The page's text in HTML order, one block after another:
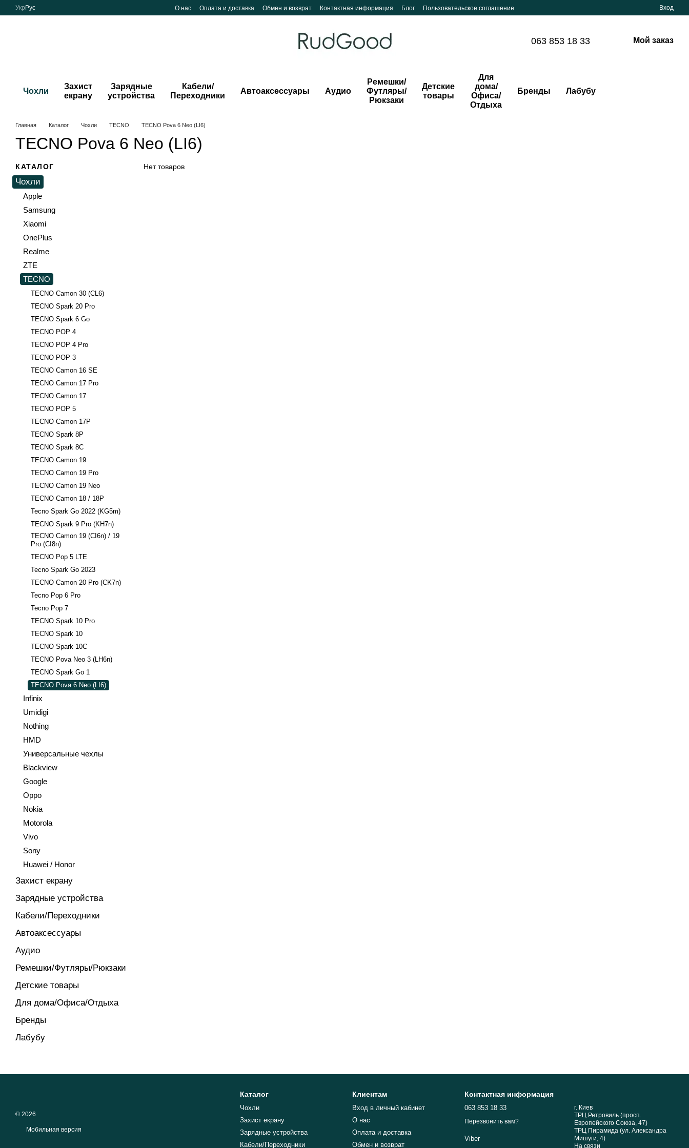
Перейти к основному контенту
Укр Рус О нас Оплата и доставка Обмен и возврат Контактная информация Блог Пользовательское соглашение Вход
063 853 18 33 Мой заказ
Чохли
Захист
екрану
Зарядные
устройства
Кабели/
Переходники
Автоаксессуары Аудио
Ремешки/
Футляры/
Рюкзаки
Детские
товары
Для
дома/
Офиса/
Отдыха
Бренды Лабубу
Главная Каталог Чохли TECNO TECNO Pova 6 Neo (LI6)
TECNO Pova 6 Neo (LI6)
Нет товаров
КАТАЛОГ
Чохли
Apple
Samsung
Xiaomi
OnePlus
Realme
ZTE
TECNO
TECNO Camon 30 (CL6)
TECNO Spark 20 Pro
TECNO Spark 6 Go
TECNO POP 4
TECNO POP 4 Pro
TECNO POP 3
TECNO Camon 16 SE
TECNO Camon 17 Pro
TECNO Camon 17
TECNO POP 5
TECNO Camon 17P
TECNO Spark 8P
TECNO Spark 8C
TECNO Camon 19
TECNO Camon 19 Pro
TECNO Camon 19 Neo
TECNO Camon 18 / 18P
Tecno Spark Go 2022 (KG5m)
TECNO Spark 9 Pro (KH7n)
TECNO Camon 19 (CI6n) / 19
Pro (CI8n)
TECNO Pop 5 LTE
Tecno Spark Go 2023
TECNO Camon 20 Pro (CK7n)
Tecno Pop 6 Pro
Tecno Pop 7
TECNO Spark 10 Pro
TECNO Spark 10
TECNO Spark 10C
TECNO Pova Neo 3 (LH6n)
TECNO Spark Go 1
TECNO Pova 6 Neo (LI6)
Infinix
Umidigi
Nothing
HMD
Универсальные чехлы
Blackview
Google
Oppo
Nokia
Motorola
Vivo
Sony
Huawei / Honor
Захист екрану
Зарядные устройства
Кабели/Переходники
Автоаксессуары
Аудио
Ремешки/Футляры/Рюкзаки
Детские товары
Для дома/Офиса/Отдыха
Бренды
Лабубу
© 2026
Мобильная версия
Каталог
Чохли
Захист екрану
Зарядные устройства
Кабели/Переходники
Клиентам
Вход в личный кабинет
О нас
Оплата и доставка
Обмен и возврат
Контактная информация
063 853 18 33
Перезвонить вам?
Viber
г. Киев
ТРЦ Ретровиль (просп.
Европейского Союза, 47)
ТРЦ Пирамида (ул. Александра
Мишуги, 4)
На связи